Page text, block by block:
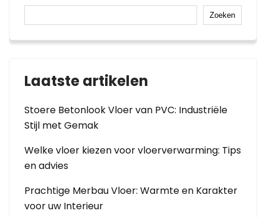
Zoeken
Laatste artikelen
Stoere Betonlook Vloer van PVC: Industriële
Stijl met Gemak
Welke vloer kiezen voor vloerverwarming: Tips
en advies
Prachtige Merbau Vloer: Warmte en Karakter
voor uw Interieur